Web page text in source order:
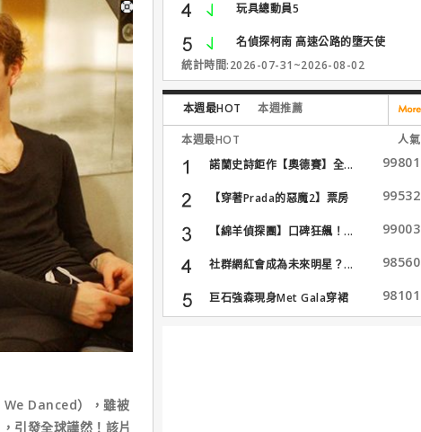
Danced），雖被
引發全球譁然！該片
玩具總動員5
名偵探柯南 高速公路的墮天使
統計時間:2026-07-31~2026-08-02
本週最HOT 本週推薦
本週最HOT
人氣
諾蘭史詩鉅作【奧德賽】全...
99801
【穿著Prada的惡魔2】票房
99532
【綿羊偵探團】口碑狂飆！... 99003
社群網紅會成為未來明星？... 98560
巨石強森現身Met Gala穿裙
子...
98101